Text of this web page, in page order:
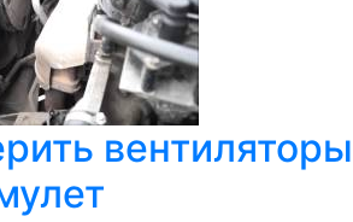
вентиляторы